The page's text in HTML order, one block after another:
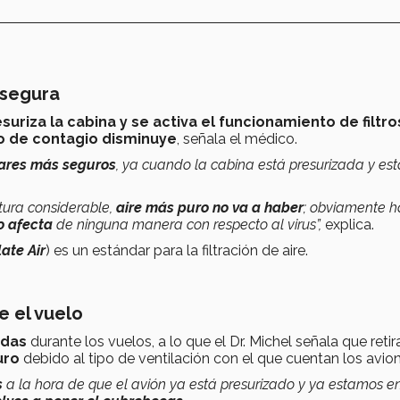
la cabina y se activa el funcionamiento de
de contagio disminuye , señala el médico.
más seguros , ya cuando la cabina está presurizada y
considerable, aire más puro no va a haber; obviamente
afecta de ninguna manera con respecto al virus”, explica.
Air) es un estándar para la filtración de aire.
el vuelo
durante los vuelos, a lo que el Dr. Michel señala que
debido al tipo de ventilación con el que cuentan los
a la hora de que el avión ya está presurizado y ya estamos